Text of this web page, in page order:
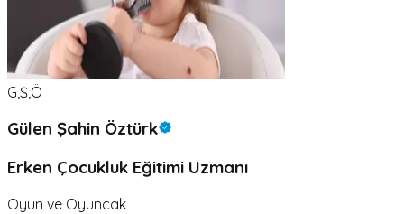
G,Ş,Ö
Gülen Şahin Öztürk
Erken Çocukluk Eğitimi Uzmanı
Oyun ve Oyuncak